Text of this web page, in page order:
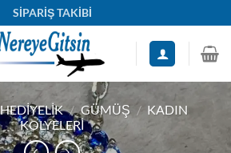
SİPARİŞ TAKİBİ
HEDIYELIK / GÜMÜŞ / KADIN
KOLYELERI